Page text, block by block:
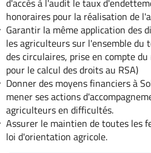
d'accès à l'audit le taux
honoraires pour la réalisation de
Garantir la même application des
les agriculteurs sur l'ensemble
des circulaires, prise en compte
pour le calcul des droits au RSA)
Donner des moyens financiers à
mener ses actions
agriculteurs en difficultés.
Assurer le maintien de toutes les
loi d'orientation agricole.